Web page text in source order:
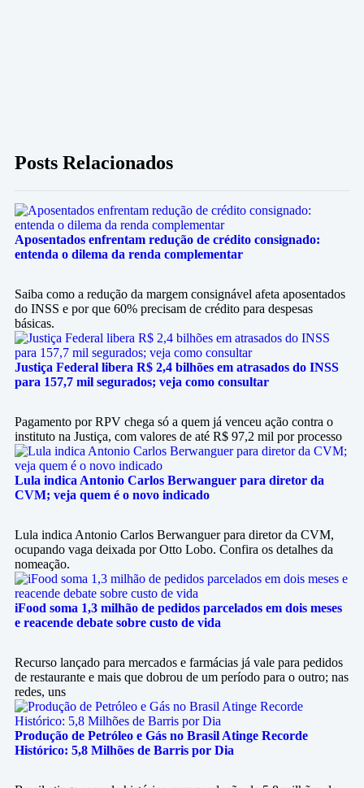
Posts Relacionados
Aposentados enfrentam redução de crédito consignado:
entenda o dilema da renda complementar
Saiba como a redução da margem consignável afeta aposentados
do INSS e por que 60% precisam de crédito para despesas
básicas.
Justiça Federal libera R$ 2,4 bilhões em atrasados do INSS
para 157,7 mil segurados; veja como consultar
Pagamento por RPV chega só a quem já venceu ação contra o
instituto na Justiça, com valores de até R$ 97,2 mil por processo
Lula indica Antonio Carlos Berwanguer para diretor da
CVM; veja quem é o novo indicado
Lula indica Antonio Carlos Berwanguer para diretor da CVM,
ocupando vaga deixada por Otto Lobo. Confira os detalhes da
nomeação.
iFood soma 1,3 milhão de pedidos parcelados em dois meses
e reacende debate sobre custo de vida
Recurso lançado para mercados e farmácias já vale para pedidos
de restaurante e mais que dobrou de um período para o outro; nas
redes, uns
Produção de Petróleo e Gás no Brasil Atinge Recorde
Histórico: 5,8 Milhões de Barris por Dia